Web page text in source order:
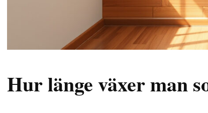
Hur länge växer man